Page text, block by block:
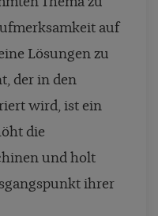
auf
Lösungen zu
der in den
wird, ist ein
die
und holt
ihrer